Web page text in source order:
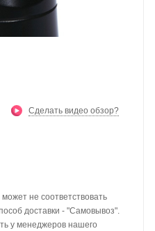
Сделать видео обзор?
не соответствовать
доставки - "Самовывоз".
у менеджеров нашего